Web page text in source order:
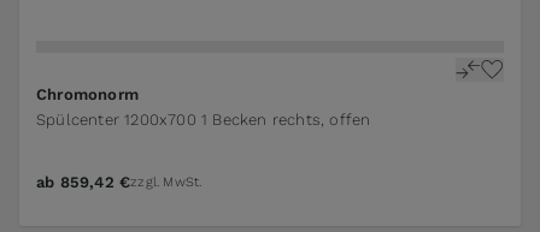
Chromonorm
Spülcenter 1200x700 1 Becken rechts, offen
ab 859,42 €zzgl. MwSt.